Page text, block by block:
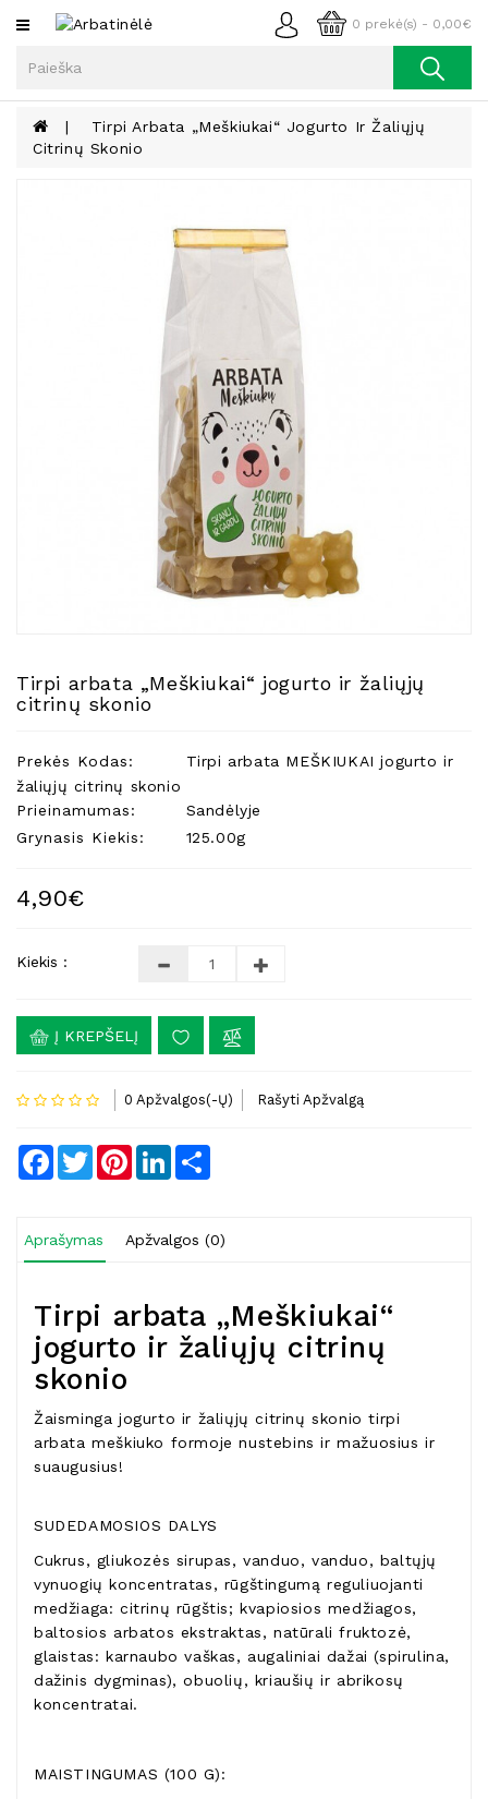
0 prekė(s) - 0,00€
Kategorijos
Kava
Prieskoniai
Kosmetika
Higienos
Kūdikiams
Pirties
Reikalai
Dovanos
Tirpi Arbata „Meškiukai“ Jogurto Ir Žaliųjų
Citrinų Skonio
Tirpi arbata „Meškiukai“ jogurto ir žaliųjų
citrinų skonio
Prekės Kodas:
Tirpi arbata MEŠKIUKAI jogurto ir
žaliųjų citrinų skonio
Prieinamumas:
Sandėlyje
Grynasis Kiekis:
125.00g
4,90€
Kiekis :
Į KREPŠELĮ
0 Apžvalgos(-Ų) Rašyti Apžvalgą
Facebook
TwitterPinterestLinkedIn
Aprašymas Apžvalgos (0)
Tirpi arbata „Meškiukai“
jogurto ir žaliųjų citrinų
skonio
Žaisminga jogurto ir žaliųjų citrinų skonio tirpi
arbata meškiuko formoje nustebins ir mažuosius ir
suaugusius!
SUDEDAMOSIOS DALYS
Cukrus, gliukozės sirupas, vanduo, vanduo, baltųjų
vynuogių koncentratas, rūgštingumą reguliuojanti
medžiaga: citrinų rūgštis; kvapiosios medžiagos,
baltosios arbatos ekstraktas, natūrali fruktozė,
glaistas: karnaubo vaškas, augaliniai dažai (spirulina,
dažinis dygminas), obuolių, kriaušių ir abrikosų
koncentratai.
MAISTINGUMAS (100 G):